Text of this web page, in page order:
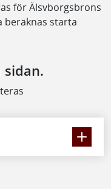
för Älsvborgsbrons
beräknas starta
sidan.